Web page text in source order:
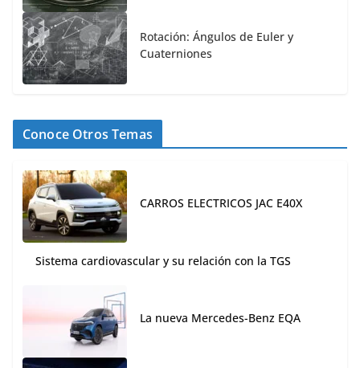
Rotación: Ángulos de Euler y
Cuaterniones
Conoce Otros Temas
CARROS ELECTRICOS JAC E40X
Sistema cardiovascular y su relación con la TGS
La nueva Mercedes-Benz EQA